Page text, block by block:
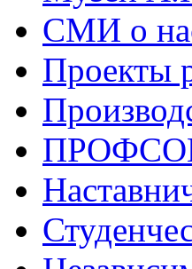
СМИ о
Проекты